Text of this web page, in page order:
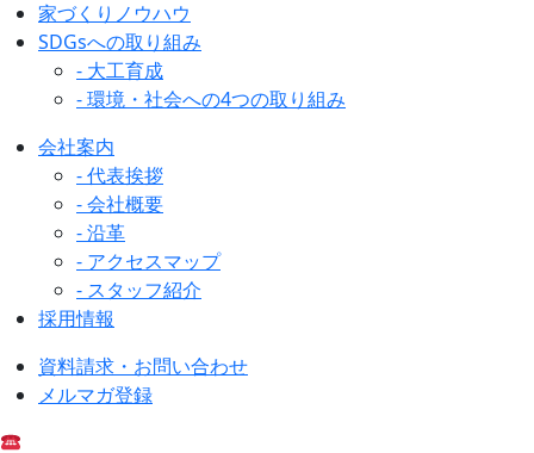
家づくりノウハウ
SDGsへの取り組み
- 大工育成
- 環境・社会への4つの取り組み
会社案内
- 代表挨拶
- 会社概要
- 沿革
- アクセスマップ
- スタッフ紹介
採用情報
資料請求・お問い合わせ
メルマガ登録